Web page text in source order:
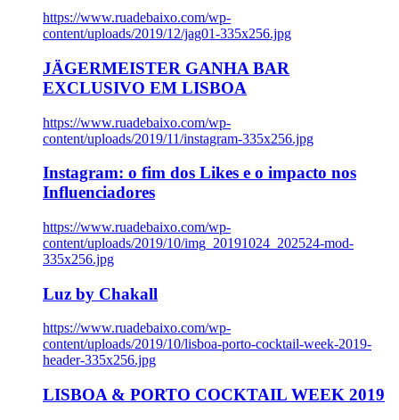
https://www.ruadebaixo.com/wp-
content/uploads/2019/12/jag01-335x256.jpg
JÄGERMEISTER GANHA BAR
EXCLUSIVO EM LISBOA
https://www.ruadebaixo.com/wp-
content/uploads/2019/11/instagram-335x256.jpg
Instagram: o fim dos Likes e o impacto nos
Influenciadores
https://www.ruadebaixo.com/wp-
content/uploads/2019/10/img_20191024_202524-mod-
335x256.jpg
Luz by Chakall
https://www.ruadebaixo.com/wp-
content/uploads/2019/10/lisboa-porto-cocktail-week-2019-
header-335x256.jpg
LISBOA & PORTO COCKTAIL WEEK 2019